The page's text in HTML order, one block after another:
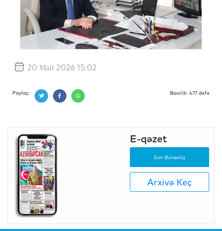
20 Май 2026 15:02
Paylaş: Baxılıb: 477 dəfə
E-qəzet
Son Buraxılış
Arxivə Keç